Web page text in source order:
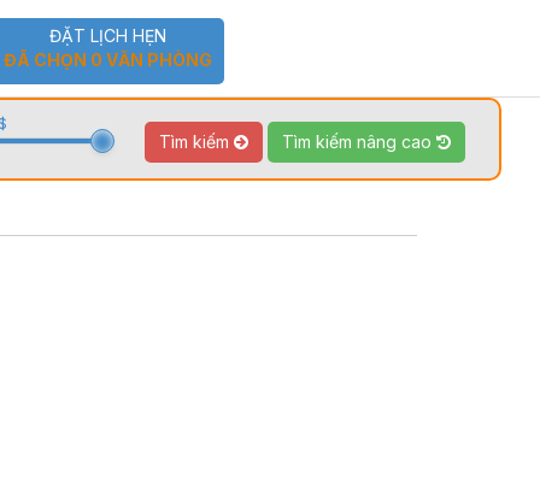
ĐẶT LỊCH HẸN
ĐÃ CHỌN 0 VĂN PHÒNG
Tìm kiếm Tìm kiếm nâng cao